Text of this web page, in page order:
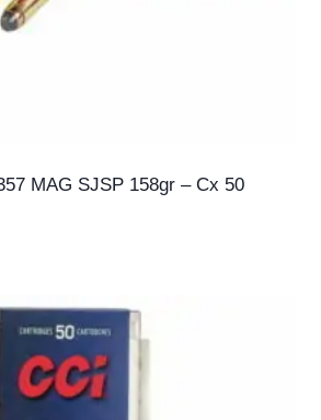
MAG SJSP 158gr – Cx 50